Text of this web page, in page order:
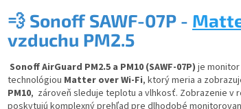
💨 SonoffSAWF-07P -
vzduchu PM2.5
Sonoff AirGuard PM2.5 a PM10 (SAWF-07P) je
technológiou Matter over Wi-Fi, ktorý meria a
PM10, zároveň sleduje teplotu a vlhkosť. Zobrazenie v